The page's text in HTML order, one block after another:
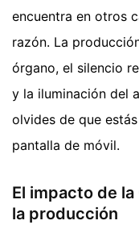
encuentra en otros
razón. La
órgano, el silencio
y la iluminación del
olvides de que
pantalla de móvil.
El impacto de
la producción